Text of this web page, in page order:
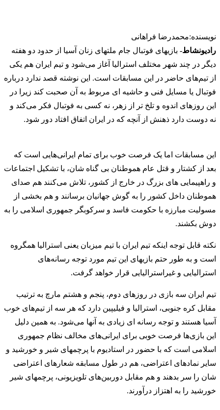
نویسنده:محمدرضا فراهانی
رادیونشاط- بازیهای فوتبال جام ملتهای زنان آسیا از حدود دو هفته
دیگر در چند شهر مختلف استرالیا آغاز می‌شود و تیم ایران هم یکی
از تیم‌های حاضر در این مسابقات است. این نوشته قصد ندارد درباره
فوتبال یا مسایل فنی و حاشیه ای مربوط به آن صحبت کند زیرا در
این روزهای اندوه و تلخ تر از زهر، نه کسی به فوتبال فکر می‌کند و
نه دوست دارد ذهنش از آنچه که در ایران اتفاق افتاد دور شود.
این مسابقات اما یک فرصت خوب برای تمام ایرانی‌هایی است که
بعد از کشتار و قتل عام هموطنان بی گناه شان، با تشکیل اجتماعات
و راهپیمایی های بزرگ در خارج از کشور، تلاش می‌کنند هم صدای
هموطنان داخل کشور را به گوش جهانیان برسانند و هم بخشی از
مسولیت مبارزه با حکومت فاسد و سرکوبگر جمهوری اسلامی را به
دوش بکشند.
نکته قابل توجه اینکه تیم ایران با تیم میزبان یعنی استرالیا همگروه
است و به طور حتم بازیهای این تیم مورد توجه رسانه‌های
استرالیایی و غیراسترالیایی قرار خواهد گرفت.
تیم ایران سه بازی در روزهای دوم، پنجم و هشتم مارچ به ترتیب
مقابل کره جنوبی، استرالیا و فیلیپین دارد که هر سه از تیم‌های خوب
آسیا هستند و توجه رسانه ای زیادی به آنها می‌شود. به همین دلیل
این بازی‌ها فرصت خوبی برای ایرانی‌های مخالف نظام جمهوری
اسلامی است که با حضور در استادیوم با پرچمهای شیر و خورشید و
سایر نمادهای اعتراضی، هم در طول مسابقه شعارهای اعتراضی
شان را سر بدهند و هم مقابل دوربین‌های تلویزیونی، پرچمهای شیر
‌خورشید را به اهتزاز درآورند.